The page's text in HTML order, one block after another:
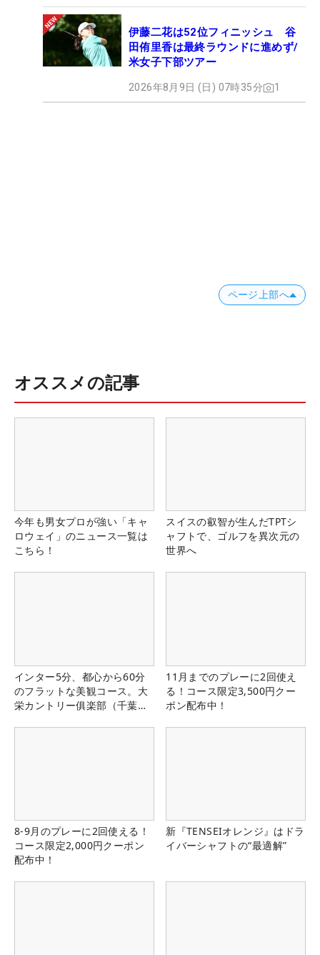
伊藤二花は52位フィニッシュ 谷
田侑里香は最終ラウンドに進めず/
米女子下部ツアー
2026年8月9日 (日) 07時35分 1
ページ上部へ
オススメの記事
今年も男女プロが強い「キャ
ロウェイ」のニュース一覧は
こちら！
スイスの叡智が生んだTPTシ
ャフトで、ゴルフを異次元の
世界へ
インター5分、都心から60分
のフラットな美観コース。大
栄カントリー俱楽部（千葉
11月までのプレーに2回使え
る！コース限定3,500円クー
ポン配布中！
8-9月のプレーに2回使える！
コース限定2,000円クーポン
配布中！
新『TENSEIオレンジ』はドラ
イバーシャフトの“最適解”